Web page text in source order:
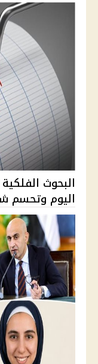
البحوث
اليوم وتحسم